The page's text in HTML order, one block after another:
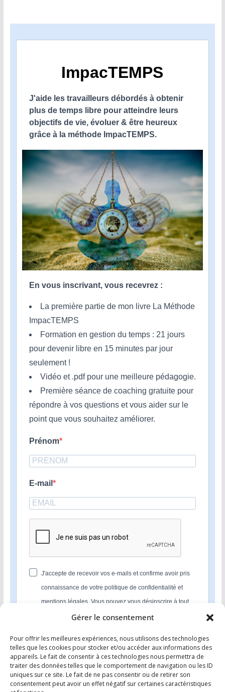
Gérer le consentement
Pour offrir les meilleures expériences, nous utilisons des technologies
telles que les cookies pour stocker et/ou accéder aux informations des
appareils. Le fait de consentir à ces technologies nous permettra de
traiter des données telles que le comportement de navigation ou les ID
uniques sur ce site. Le fait de ne pas consentir ou de retirer son
consentement peut avoir un effet négatif sur certaines caractéristiques
ImpacTEMPS
J'aide les travailleurs débordés à obtenir
plus de temps libre pour atteindre leurs
objectifs de vie, évoluer & être heureux
grâce à la méthode ImpacTEMPS.
En vous inscrivant, vous recevrez :
La première partie de mon livre La Méthode
ImpacTEMPS
Formation en gestion du temps : 21 jours
pour devenir libre en 15 minutes par jour
seulement !
Vidéo et .pdf pour une meilleure pédagogie.
Première séance de coaching gratuite pour
répondre à vos questions et vous aider sur le
point que vous souhaitez améliorer.
Prénom
E-mail
J'accepte de recevoir vos e-mails et confirme avoir pris
connaissance de votre politique de confidentialité et
mentions légales. Vous pouvez vous désinscrire à tout
moment en cliquant sur le lien présent dans nos emails.
S'INSCRIRE
Nous utilisons Sendinblue en tant que plateforme
marketing. En soumettant ce formulaire, vous
reconnaissez que les informations que vous allez fournir
seront transmises à Sendinblue en sa qualité de